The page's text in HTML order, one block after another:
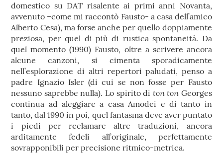
domestico su DAT risalente ai primi anni Novanta,
avvenuto –come mi raccontò Fausto- a casa dell’amico
Alberto Cesa), ma forse anche per quello doppiamente
preziosa, per quel di più di rustica spontaneità. Da
quel momento (1990) Fausto, oltre a scrivere ancora
alcune canzoni, si cimenta sporadicamente
nell’esplorazione di altri repertori paludati, penso a
padre Ignazio Isler (di cui se non fosse per Fausto
nessuno saprebbe nulla). Lo spirito di ton ton Georges
continua ad aleggiare a casa Amodei e di tanto in
tanto, dal 1990 in poi, quel fantasma deve aver puntato
i piedi per reclamare altre traduzioni, ancora
arditamente fedeli all’originale, perfettamente
sovrapponibili per precisione ritmico-metrica.